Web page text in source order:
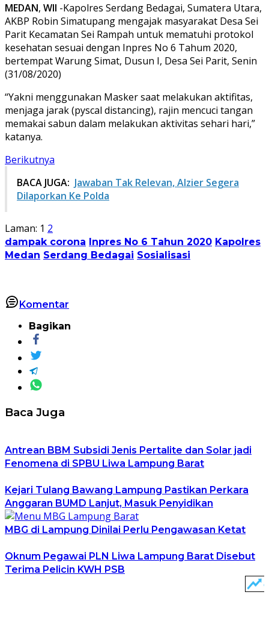
MEDAN, WII -Kapolres Serdang Bedagai, Sumatera Utara,
AKBP Robin Simatupang mengajak masyarakat Desa Sei
Parit Kecamatan Sei Rampah untuk mematuhi protokol
kesehatan sesuai dengan Inpres No 6 Tahum 2020,
bertempat Warung Simat, Dusun I, Desa Sei Parit, Senin
(31/08/2020)
“Yakni menggunakan Masker saat melakukan aktifitas,
menjaga jarak (pyscal distancing), rajin mencuci tangan
memakai sabun dalam melakukan aktivitas sehari hari,”
katanya.
Berikutnya
BACA JUGA: Jawaban Tak Relevan, Alzier Segera
Dilaporkan Ke Polda
Laman: 1 2
dampak corona Inpres No 6 Tahun 2020 Kapolres
Medan Serdang Bedagai Sosialisasi
Komentar
Bagikan
Baca Juga
Antrean BBM Subsidi Jenis Pertalite dan Solar jadi
Fenomena di SPBU Liwa Lampung Barat
Kejari Tulang Bawang Lampung Pastikan Perkara
Anggaran BUMD Lanjut, Masuk Penyidikan
MBG di Lampung Dinilai Perlu Pengawasan Ketat
Oknum Pegawai PLN Liwa Lampung Barat Disebut
Terima Pelicin KWH PSB